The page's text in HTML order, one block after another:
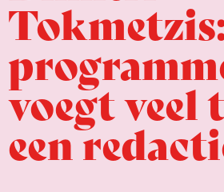
voegt veel
een